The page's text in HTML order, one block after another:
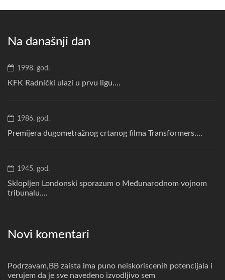
Na današnji dan
1998. god.
KFK Radnički ulazi u prvu ligu....
1986. god.
Premijera dugometražnog crtanog filma Transformers....
1945. god.
Sklopljen Londonski sporazum o Međunarodnom vojnom
tribunalu....
Novi komentari
Podrzavam,BB zaista ima puno neiskoriscenih potencijala i
verujem da je sve navedeno izvodljivo sem